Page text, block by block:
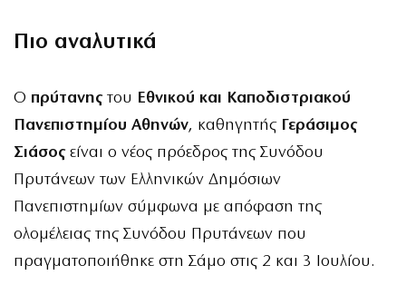
Πιο αναλυτικά
Ο πρύτανης του Εθνικού και Καποδιστριακού
Πανεπιστημίου Αθηνών, καθηγητήςΓεράσιμος
Σιάσος είναι ο νέος πρόεδρος της Συνόδου
Πρυτάνεων των Ελληνικών Δημόσιων
Πανεπιστημίων σύμφωνα με απόφαση της
ολομέλειας της Συνόδου Πρυτάνεων που
πραγματοποιήθηκε στη Σάμο στις 2 και 3 Ιουλίου.